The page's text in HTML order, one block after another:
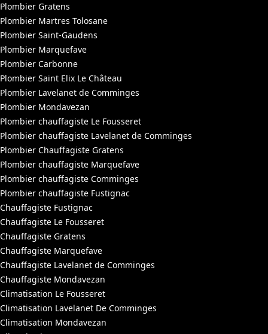
Plombier Gratens
Plombier Martres Tolosane
Plombier Saint-Gaudens
Plombier Marquefave
Plombier Carbonne
Plombier Saint Elix Le Château
Plombier Lavelanet de Comminges
Plombier Mondavezan
Plombier chauffagiste Le Fousseret
Plombier chauffagiste Lavelanet de Comminges
Plombier Chauffagiste Gratens
Plombier chauffagiste Marquefave
Plombier chauffagiste Comminges
Plombier chauffagiste Fustignac
Chauffagiste Fustignac
Chauffagiste Le Fousseret
Chauffagiste Gratens
Chauffagiste Marquefave
Chauffagiste Lavelanet de Comminges
Chauffagiste Mondavezan
Climatisation Le Fousseret
Climatisation Lavelanet De Comminges
Climatisation Mondavezan